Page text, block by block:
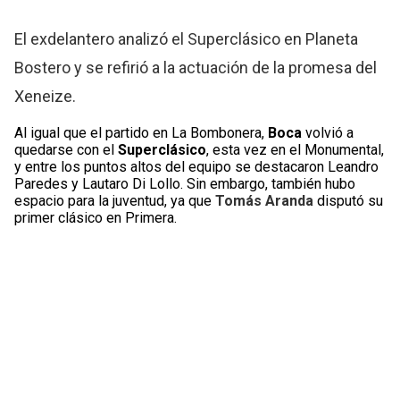
El exdelantero analizó el Superclásico en Planeta
Bostero y se refirió a la actuación de la promesa del
Xeneize.
Al igual que el partido en La Bombonera, Bocavolvió a
quedarse con elSuperclásico, esta vez en el Monumental,
y entre los puntos altos del equipo se destacaron Leandro
Paredes y Lautaro Di Lollo. Sin embargo, también hubo
espacio para la juventud, ya queTomás Aranda disputó su
primer clásico en Primera.